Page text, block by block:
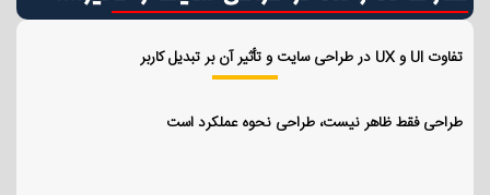
تفاوت UI و UX در طراحی سایت و تأثیر آن بر تبدیل کاربر
طراحی فقط ظاهر نیست، طراحی نحوه عملکرد است